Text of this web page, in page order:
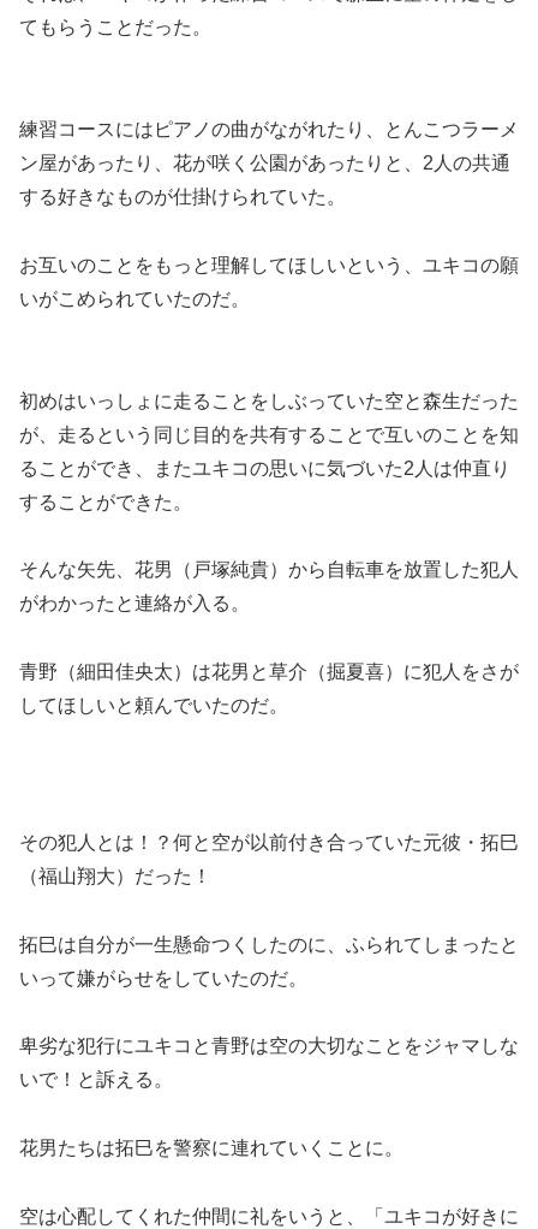
てもらうことだった。
練習コースにはピアノの曲がながれたり、とんこつラーメ
ン屋があったり、花が咲く公園があったりと、2人の共通
する好きなものが仕掛けられていた。
お互いのことをもっと理解してほしいという、ユキコの願
いがこめられていたのだ。
初めはいっしょに走ることをしぶっていた空と森生だった
が、走るという同じ目的を共有することで互いのことを知
ることができ、またユキコの思いに気づいた2人は仲直り
することができた。
そんな矢先、花男（戸塚純貴）から自転車を放置した犯人
がわかったと連絡が入る。
青野（細田佳央太）は花男と草介（掘夏喜）に犯人をさが
してほしいと頼んでいたのだ。
その犯人とは！？何と空が以前付き合っていた元彼・拓巳
（福山翔大）だった！
拓巳は自分が一生懸命つくしたのに、ふられてしまったと
いって嫌がらせをしていたのだ。
卑劣な犯行にユキコと青野は空の大切なことをジャマしな
いで！と訴える。
花男たちは拓巳を警察に連れていくことに。
空は心配してくれた仲間に礼をいうと、「ユキコが好きに